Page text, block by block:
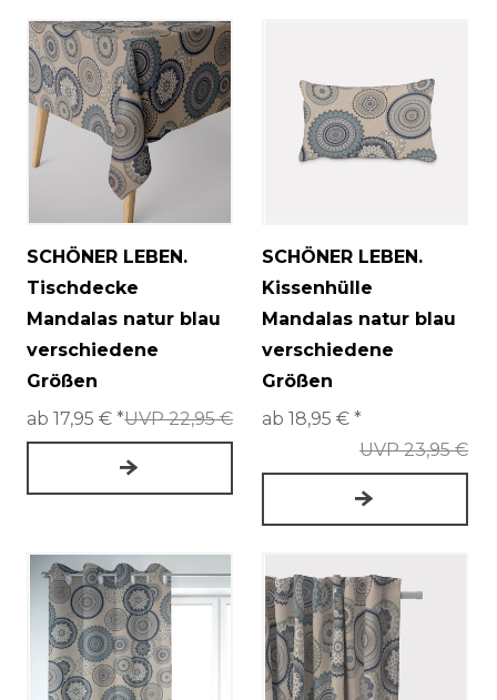
SCHÖNER LEBEN.
Tischdecke
Mandalas natur blau
verschiedene
Größen
UVP 22,95 €
ab 17,95 € *
SCHÖNER LEBEN.
Kissenhülle
Mandalas natur blau
verschiedene
Größen
UVP 23,95 €
ab 18,95 € *